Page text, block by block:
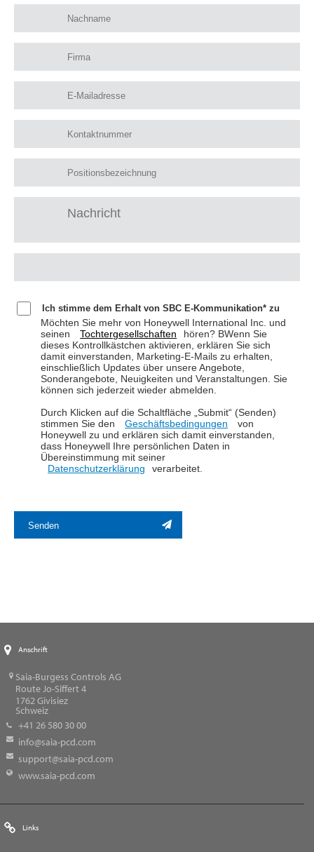
Ich stimme dem Erhalt von SBC E-Kommunikation* zu
Möchten Sie mehr von Honeywell International Inc. und
seinen
Tochtergesellschaften
hören? BWenn Sie
dieses Kontrollkästchen aktivieren, erklären Sie sich
damit einverstanden, Marketing-E-Mails zu erhalten,
einschließlich Updates über unsere Angebote,
Sonderangebote, Neuigkeiten und Veranstaltungen. Sie
können sich jederzeit wieder abmelden.
Durch Klicken auf die Schaltfläche „Submit“ (Senden)
stimmen Sie den
Geschäftsbedingungen
von
Honeywell zu und erklären sich damit einverstanden,
dass Honeywell Ihre persönlichen Daten in
Übereinstimmung mit seiner
Datenschutzerklärung
verarbeitet.
Senden
Anschrift
Saia-Burgess Controls AG
Route Jo-Siffert 4
1762Givisiez
Schweiz
+41 26 580 30 00
info@saia-pcd.com
support@saia-pcd.com
www.saia-pcd.com
Links